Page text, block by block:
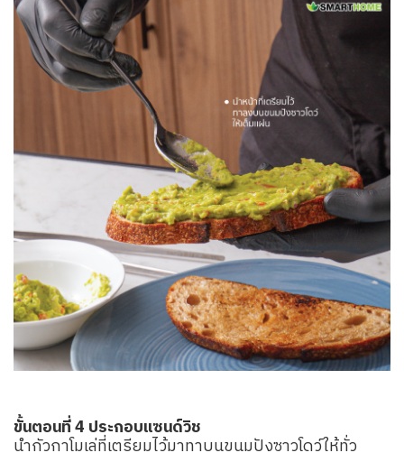
ขั้นตอนที่ 4 ประกอบแซนด์วิช
นำกัวกาโมเล่ที่เตรียมไว้มาทาบนขนมปังซาวโดว์ให้ทั่ว